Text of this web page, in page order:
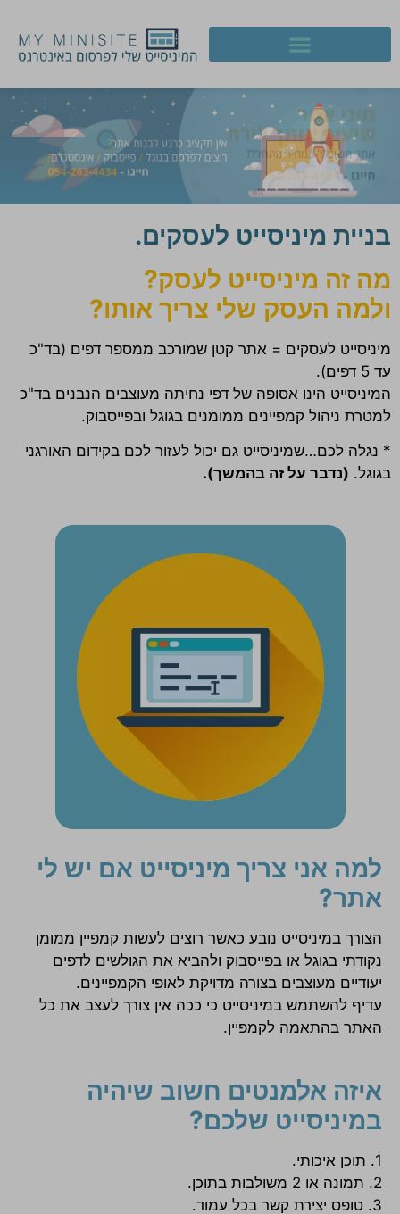
בניית מיניסייט לעסקים.
מה זה מיניסייט לעסק?
ולמה העסק שלי צריך אותו?
מיניסייט לעסקים = אתר קטן שמורכב ממספר דפים (בד"כ
עד 5 דפים).
המיניסייט הינו אסופה של דפי נחיתה מעוצבים הנבנים בד"כ
למטרת ניהול קמפיינים ממומנים בגוגל ובפייסבוק.
* נגלה לכם…שמיניסייט גם יכול לעזור לכם בקידום האורגני
בגוגל. (נדבר על זה בהמשך).
למה אני צריך מיניסייט אם יש לי
אתר?
הצורך במיניסייט נובע כאשר רוצים לעשות קמפיין ממומן
נקודתי בגוגל או בפייסבוק ולהביא את הגולשים לדפים
יעודיים מעוצבים בצורה מדויקת לאופי הקמפיינים.
עדיף להשתמש במיניסייט כי ככה אין צורך לעצב את כל
האתר בהתאמה לקמפיין.
איזה אלמנטים חשוב שיהיה
במיניסייט שלכם?
1. תוכן איכותי.
2. תמונה או 2 משולבות בתוכן.
3. טופס יצירת קשר בכל עמוד.